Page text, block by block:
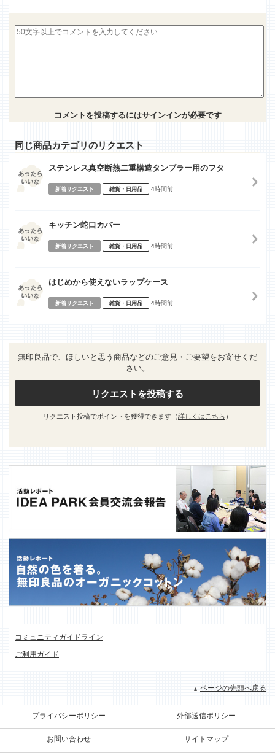
コメントを投稿するにはサインインが必要です
同じ商品カテゴリのリクエスト
ステンレス真空断熱二重構造タンブラー用のフタ
新着リクエスト 雑貨・日用品 4時間前
キッチン蛇口カバー
新着リクエスト 雑貨・日用品 4時間前
はじめから使えないラップケース
新着リクエスト 雑貨・日用品 4時間前
無印良品で、ほしいと思う商品などのご意見・ご要望をお寄せくだ
さい。
リクエストを投稿する
リクエスト投稿でポイントを獲得できます（詳しくはこちら ）
コミュニティガイドライン
ご利用ガイド
ページの先頭へ戻る
プライバシーポリシー 外部送信ポリシー
お問い合わせ サイトマップ